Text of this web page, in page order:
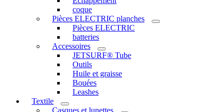
coque
Pièces ELECTRIC planches
Pièces ELECTRIC
batteries
Accessoires
JETSURF® Tube
Outils
Huile et graisse
Bouées
Leashes
Textile
Casques et lunettes